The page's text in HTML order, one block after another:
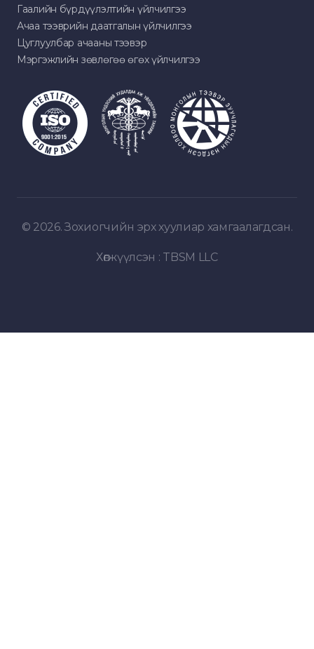
Гаалийн бүрдүүлэлтийн үйлчилгээ
Ачаа тээврийн даатгалын үйлчилгээ
Цуглуулбар ачааны тээвэр
Мэргэжлийн зөвлөгөө өгөх үйлчилгээ
© 2026. Зохиогчийн эрх хуулиар хамгаалагдсан.
Хөгжүүлсэн : TBSM LLC